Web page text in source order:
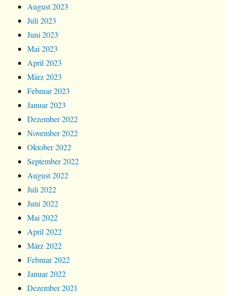
August 2023
Juli 2023
Juni 2023
Mai 2023
April 2023
März 2023
Februar 2023
Januar 2023
Dezember 2022
November 2022
Oktober 2022
September 2022
August 2022
Juli 2022
Juni 2022
Mai 2022
April 2022
März 2022
Februar 2022
Januar 2022
Dezember 2021